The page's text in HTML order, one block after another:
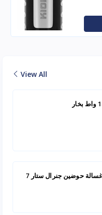
View All
شارك المنتج عبر: غسالة حوضين جنرال ستار 7